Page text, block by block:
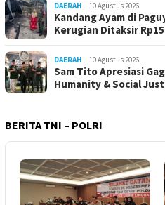
DAERAH 10 Agustus 2026
Kandang Ayam di
Kerugian Ditaksir
DAERAH 10 Agustus 2026
Sam Tito Apresiasi
Humanity & Social
BERITA TNI – POLRI